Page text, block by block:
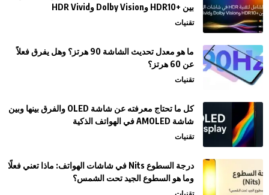
بين +HDR10 وDolby Vision وHDR Vivid
تقنيات
ما هو معدل تحديث الشاشة 90 هرتز؟ وهل يفرق فعلاً
عن 60 هرتز؟
تقنيات
كل ما تحتاج معرفته عن شاشة OLED والفرق بينها وبين
شاشة AMOLED في الهواتف الذكية
تقنيات
درجة السطوع Nits في شاشات الهواتف: ماذا تعني فعلًا
وما هو السطوع الجيد تحت الشمس؟